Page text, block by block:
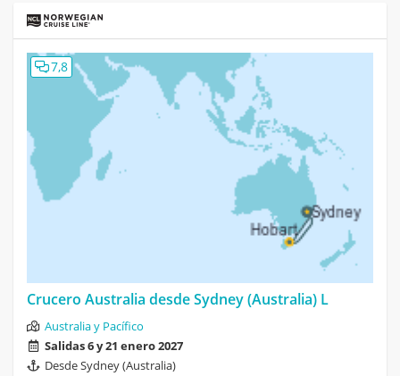
7,8
Crucero Australia desde Sydney (Australia) L
Australia y Pacífico
Salidas 6 y 21 enero 2027
Desde Sydney (Australia)